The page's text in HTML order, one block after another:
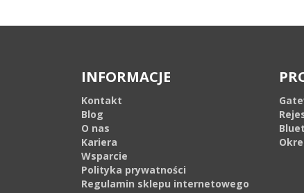
INFORMACJE
Kontakt
Blog
O nas
Kariera
Wsparcie
Polityka prywatności
Regulamin sklepu internetowego